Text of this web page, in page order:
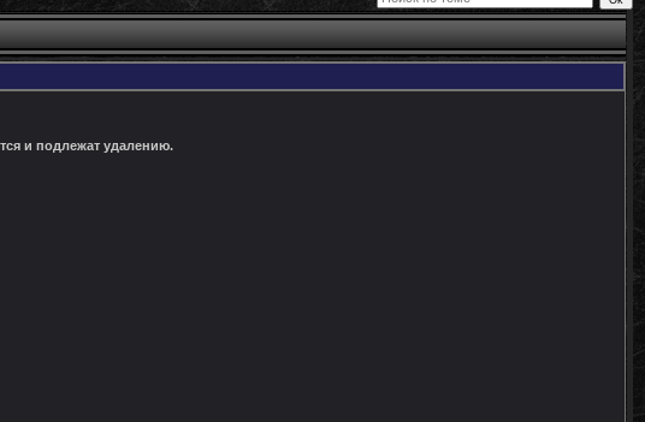
и подлежат удалению.